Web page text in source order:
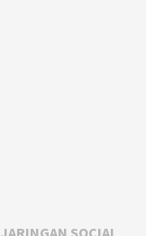
JARINGAN SOCIAL